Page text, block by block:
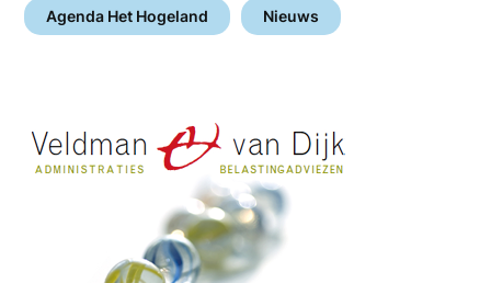
Agenda Het Hogeland Nieuws